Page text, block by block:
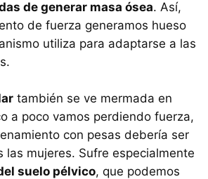
de generar masa ósea. Así,
de fuerza generamos hueso
utiliza para adaptarse a las
también se ve mermada en
a poco vamos perdiendo fuerza,
con pesas debería ser
las mujeres. Sufre especialmente
suelo pélvico, que podemos